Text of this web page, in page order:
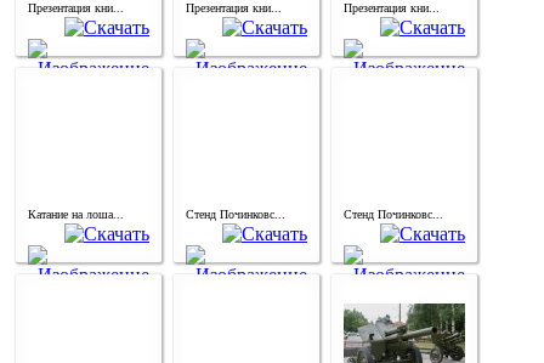
Презентация кни... Презентация кни... Презентация кни...
Катание на лоша... Стенд Починковс... Стенд Починковс...